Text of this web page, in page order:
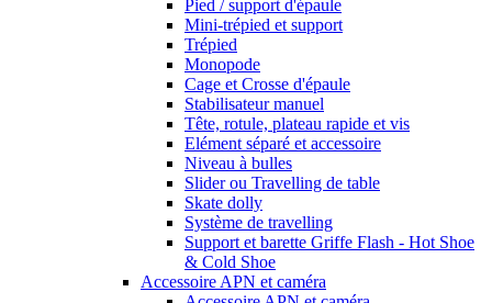
Pied / support d'épaule
Mini-trépied et support
Trépied
Monopode
Cage et Crosse d'épaule
Stabilisateur manuel
Tête, rotule, plateau rapide et vis
Elément séparé et accessoire
Niveau à bulles
Slider ou Travelling de table
Skate dolly
Système de travelling
Support et barette Griffe Flash - Hot Shoe
& Cold Shoe
Accessoire APN et caméra